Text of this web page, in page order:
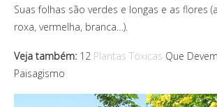
Suas folhas são verdes e longas e as flores
roxa, vermelha, branca…).
Veja também: 12 Plantas Tóxicas Que
Paisagismo